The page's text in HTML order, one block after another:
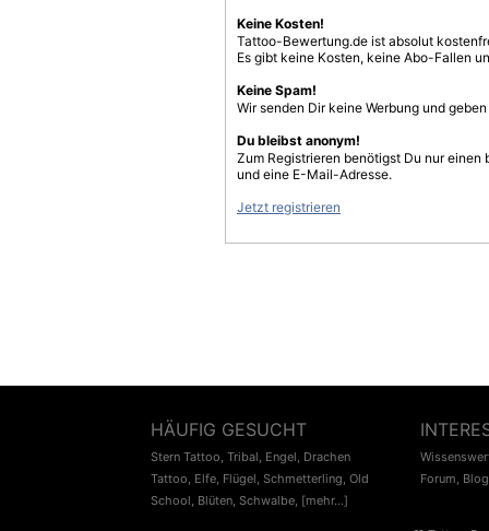
Keine Kosten!
Tattoo-Bewertung.de ist absolut
Es gibt keine Kosten, keine Abo-Fallen
Keine Spam!
Wir senden Dir keine Werbung und
Du bleibst anonym!
Zum Registrieren benötigst Du nur einen
und eine E-Mail-Adresse.
Jetzt registrieren
HÄUFIG GESUCHT
Stern Tattoo, Tribal, Engel, Drachen
Tattoo, Elfe, Flügel, Schmetterling, Old
School, Blüten, Schwalbe, [mehr...]
Forum, Blog